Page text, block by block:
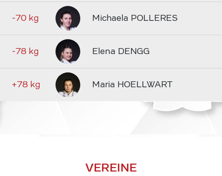
-70 kg Michaela POLLERES
-78 kg Elena DENGG
+78 kg Maria HOELLWART
VEREINE